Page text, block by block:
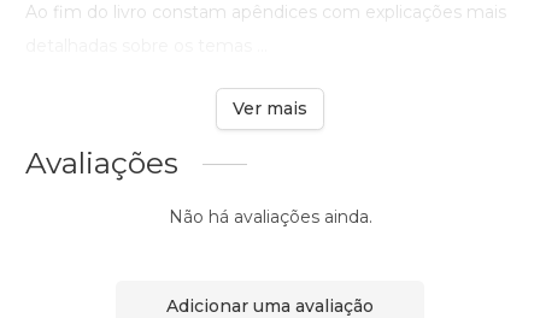
Ao fim do livro constam apêndices com explicações mais
Ver mais
Avaliações
Não há avaliações ainda.
Adicionar uma avaliação